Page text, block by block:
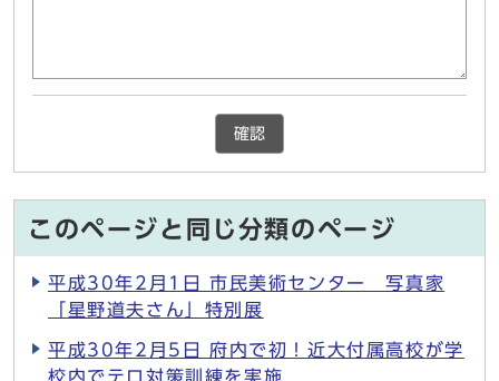
確認
このページと同じ分類のページ
平成30年2月1日 市民美術センター 写真家
「星野道夫さん」特別展
平成30年2月5日 府内で初！近大付属高校が学
校内でテロ対策訓練を実施